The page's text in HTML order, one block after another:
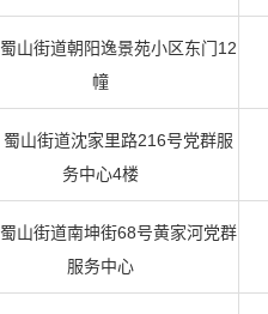
蜀山街道朝阳逸景苑小区东门12
幢
蜀山街道沈家里路216号党群服
务中心4楼
蜀山街道南坤街68号黄家河党群
服务中心